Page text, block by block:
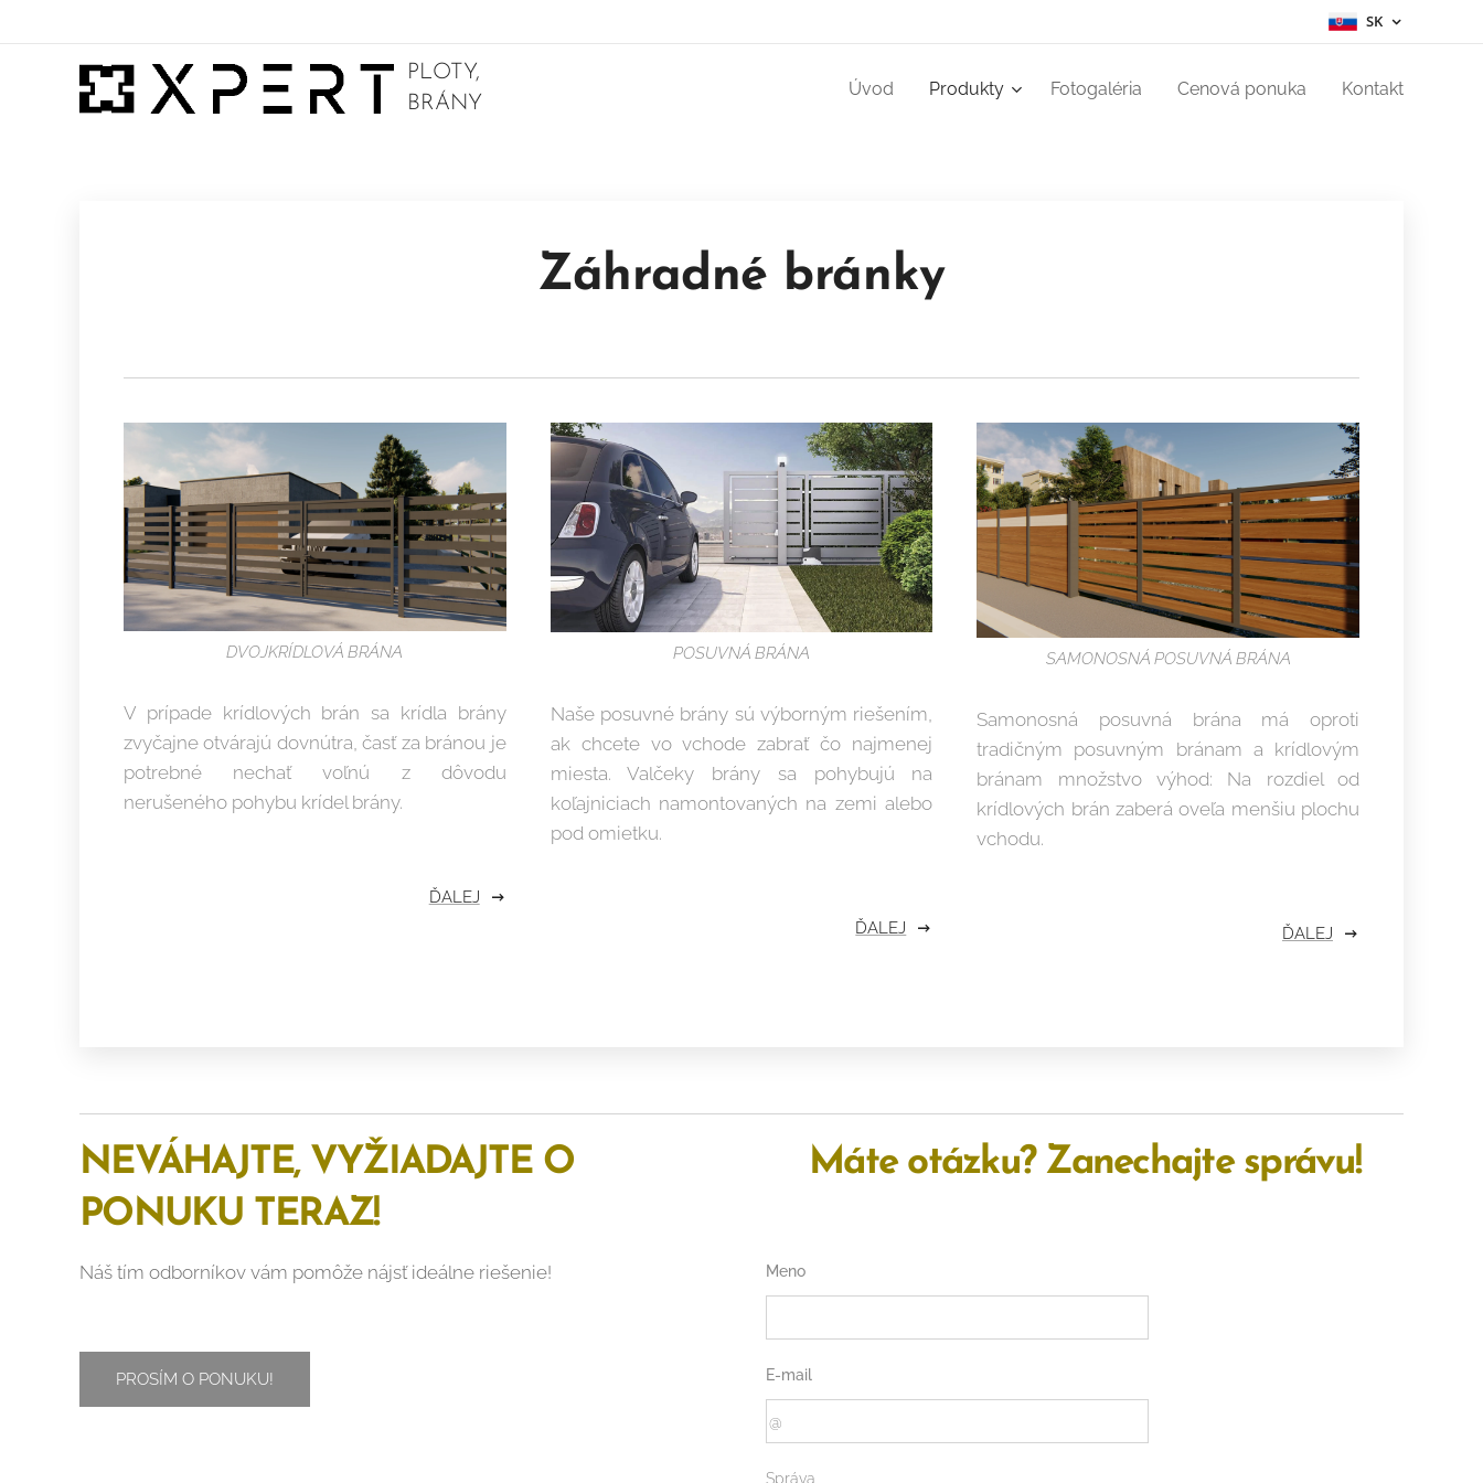
SK
PLOTY,
BRÁNY
Úvod Produkty Fotogaléria Cenová ponuka Kontakt
Záhradné bránky
DVOJKRÍDLOVÁ BRÁNA
V prípade krídlových brán sa krídla brány
zvyčajne otvárajú dovnútra, časť za bránou je
potrebné nechať voľnú z dôvodu
nerušeného pohybu krídel brány.
ĎALEJ
POSUVNÁ BRÁNA
Naše posuvné brány sú výborným riešením,
ak chcete vo vchode zabrať čo najmenej
miesta. Valčeky brány sa pohybujú na
koľajniciach namontovaných na zemi alebo
pod omietku.
ĎALEJ
SAMONOSNÁ POSUVNÁ BRÁNA
Samonosná posuvná brána má oproti
tradičným posuvným bránam a krídlovým
bránam množstvo výhod: Na rozdiel od
krídlových brán zaberá oveľa menšiu plochu
vchodu.
ĎALEJ
NEVÁHAJTE, VYŽIADAJTE O
PONUKU TERAZ!
Náš tím odborníkov vám pomôže nájsť ideálne riešenie!
PROSÍM O PONUKU!
Máte otázku? Zanechajte správu!
Meno
E-mail
Správa